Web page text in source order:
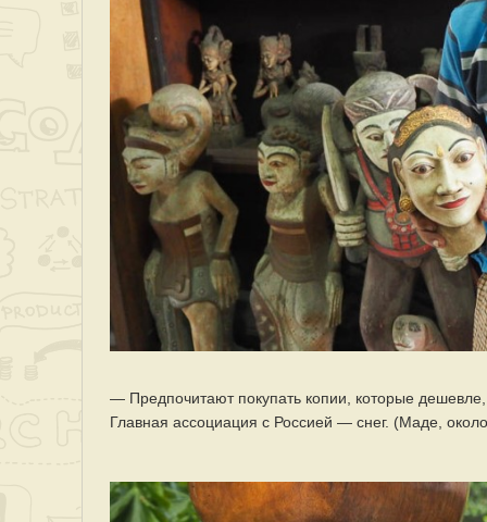
— Предпочитают покупать копии, которые
Главная ассоциация с Россией — снег. (Маде,